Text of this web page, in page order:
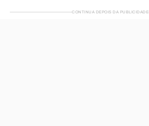
CONTINUA DEPOIS DA PUBLICIDADE